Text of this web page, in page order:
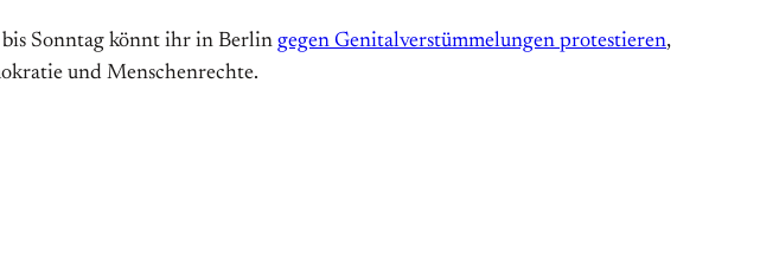
bis Sonntag könnt ihr in Berlin gegen Genitalverstümmelungen protestieren,
und Menschenrechte.